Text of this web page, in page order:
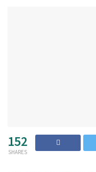
152
SHARES